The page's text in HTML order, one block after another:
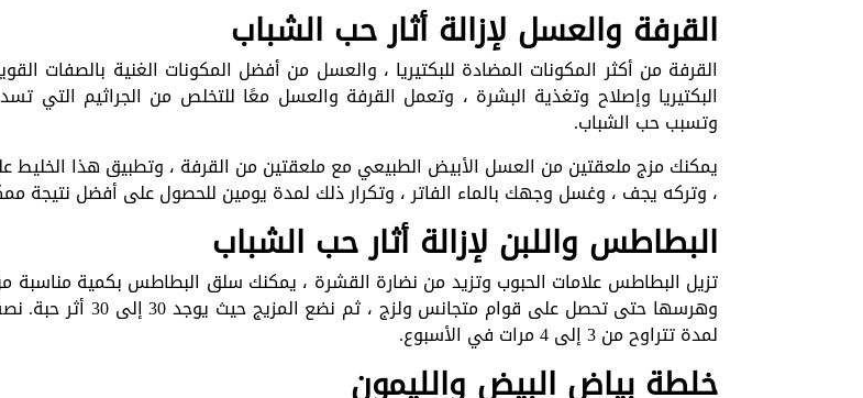
القرفة والعسل لإزالة أثار حب الشباب
القرفة من أكثر المكونات المضادة للبكتيريا ، والعسل من أفضل المكونات الغنية بالصفات
البكتيريا وإصلاح وتغذية البشرة ، وتعمل القرفة والعسل معًا للتخلص من الجراثيم التي
وتسبب حب الشباب.
يمكنك مزج ملعقتين من العسل الأبيض الطبيعي مع ملعقتين من القرفة ، وتطبيق هذا الخليط
، وتركه يجف ، وغسل وجهك بالماء الفاتر ، وتكرار ذلك لمدة يومين للحصول على أفضل نتيجة
البطاطس واللبن لإزالة أثار حب الشباب
تزيل البطاطس علامات الحبوب وتزيد من نضارة القشرة ، يمكنك سلق البطاطس بكمية مناسبة
وهرسها حتى تحصل على قوام متجانس ولزج ، ثم نضع
لمدة تتراوح من 3 إلى 4 مرات في الأسبوع.
خلطة بياض البيض والليمون